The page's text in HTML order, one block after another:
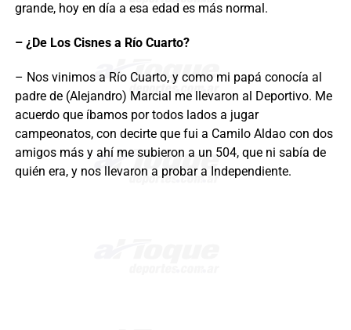
grande, hoy en día a esa edad es más normal.
– ¿De Los Cisnes a Río Cuarto?
– Nos vinimos a Río Cuarto, y como mi papá conocía al
padre de (Alejandro) Marcial me llevaron al Deportivo. Me
acuerdo que íbamos por todos lados a jugar
campeonatos, con decirte que fui a Camilo Aldao con dos
amigos más y ahí me subieron a un 504, que ni sabía de
quién era, y nos llevaron a probar a Independiente.